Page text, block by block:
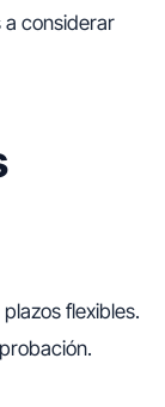
a considerar
flexibles.